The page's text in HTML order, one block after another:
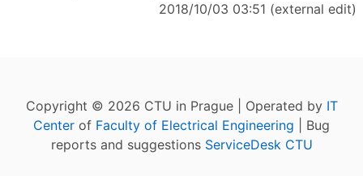
2018/10/03 03:51 (external edit)
Copyright © 2026 CTU in Prague | Operated by IT
Center of Faculty of Electrical Engineering | Bug
reports and suggestions ServiceDesk CTU